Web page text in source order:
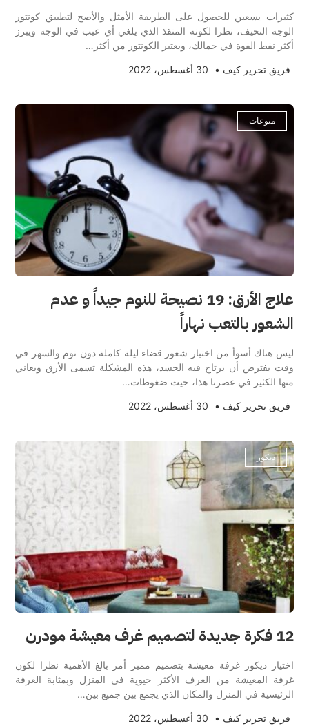
كثيرات يسعين للحصول على الطريقة الأمثل والأصح لتطبيق كونتور
الوجه النحيف، نظرا لكونه المنقذ الذي يلغي أي عيب في الوجه ويبرز
أكثر نقط القوة في جمالك، ويعتبر الكونتور من أكثر…
فريق تحرير كيف • 30 أغسطس، 2022
منوعات
علاج الأرق: 19 نصيحة للنوم جيداً و عدم
الشعور بالتعب نهاراً
ليس هناك أسوأ من اختبار شعور قضاء ليلة كاملة دون نوم والسهر في
وقت يفترض أن يرتاح فيه الجسد، هذه المشكلة تسمى الأرق ويعاني
منها الكثير في عصرنا هذا، حيث ضغوطات…
فريق تحرير كيف • 30 أغسطس، 2022
ديكور
12 فكرة جديدة لتصميم غرف معيشة مودرن
اختيار ديكور غرفة معيشة بتصميم مميز أمر بالغ الأهمية نظرا لكون
غرفة المعيشة من الغرف الأكثر حيوية في المنزل وبمثابة الغرفة
الرئيسية في المنزل والمكان الذي يجمع بين جميع بين…
فريق تحرير كيف • 30 أغسطس، 2022